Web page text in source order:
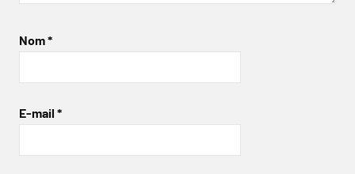
Nom*
E-mail *